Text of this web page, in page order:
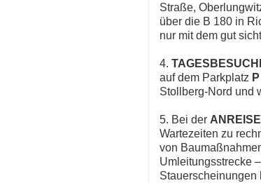
Straße,
über die B 180 in
nur mit dem gut
4.
auf dem Parkplatz
Stollberg-Nord und
5. Bei der
Wartezeiten zu
von
Umleitungsstrecke
Stauerscheinungen